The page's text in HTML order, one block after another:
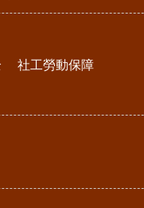
社工勞動保障